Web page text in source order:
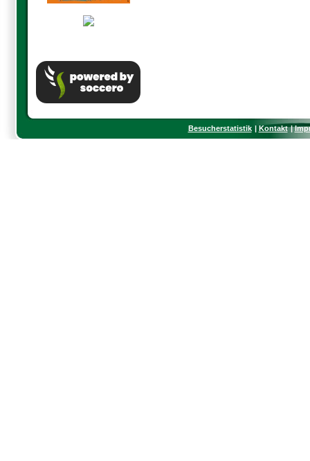
Besucherstatistik Kontakt